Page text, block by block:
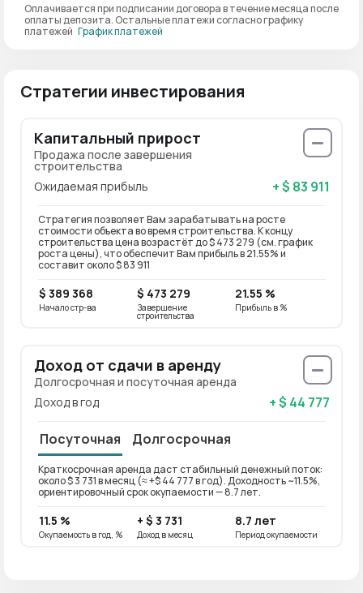
Оплачивается при подписании договора в течение месяца после
оплаты депозита. Остальные платежи согласно графику
платежей График платежей
Стратегии инвестирования
Капитальный прирост
Продажа после завершения
строительства
Ожидаемая прибыль
+ $ 83 911
Стратегия позволяет Вам зарабатывать на росте
стоимости объекта во время строительства. К концу
строительства цена возрастёт до $ 473 279 (см. график
роста цены), что обеспечит Вам прибыль в 21.55% и
составит около $ 83 911
$ 389 368
Начало стр-ва
$ 473 279
Завершение
строительства
21.55 %
Прибыль в %
Доход от сдачи в аренду
Долгосрочная и посуточная аренда
Доход в год
+ $ 44 777
Посуточная Долгосрочная
Краткосрочная аренда даст стабильный денежный поток:
около $ 3 731 в месяц (≈ +$ 44 777 в год). Доходность ~11.5%,
ориентировочный срок окупаемости — 8.7 лет.
11.5 %
Окупаемость в год, %
+ $ 3 731
Доход в месяц
8.7 лет
Период окупаемости